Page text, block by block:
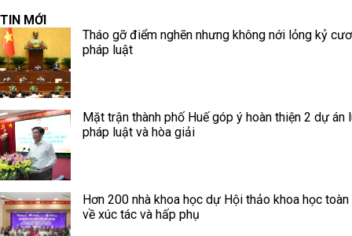
TIN MỚI
Tháo gỡ điểm nghẽn nhưng không nới lỏng kỷ
pháp luật
Mặt trận thành phố Huế góp ý hoàn thiện 2 dự án
pháp luật và hòa giải
Hơn 200 nhà khoa học dự Hội thảo khoa học
về xúc tác và hấp phụ